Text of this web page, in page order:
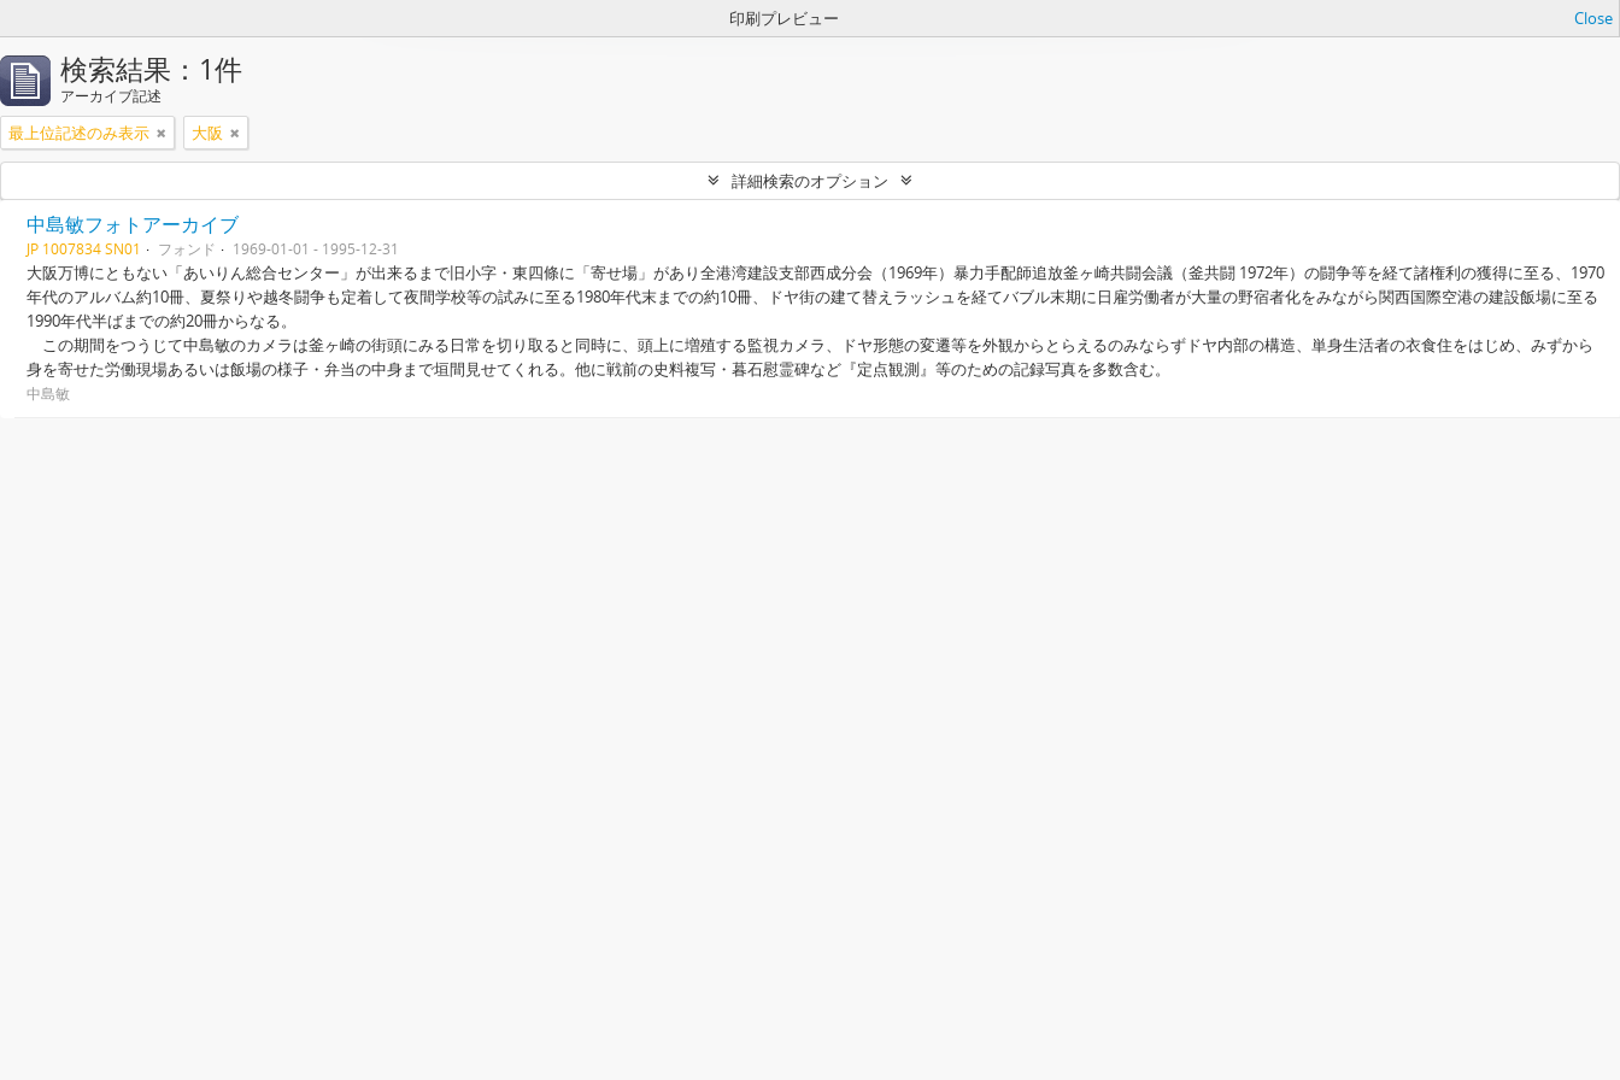
印刷プレビュー Close
検索結果：1件
アーカイブ記述
最上位記述のみ表示 大阪
詳細検索のオプション
中島敏フォトアーカイブ
JP 1007834 SN01 フォンド 1969-01-01 - 1995-12-31
大阪万博にともない「あいりん総合センター」が出来るまで旧小字・東四條に「寄せ場」があり全港湾建設支部西成分会（1969年）暴力手配師追放釜ヶ崎共闘会議（釜共闘 1972年）の闘争等を経て諸権利の獲得に至る、1970
年代のアルバム約10冊、夏祭りや越冬闘争も定着して夜間学校等の試みに至る1980年代末までの約10冊、ドヤ街の建て替えラッシュを経てバブル末期に日雇労働者が大量の野宿者化をみながら関西国際空港の建設飯場に至る
1990年代半ばまでの約20冊からなる。
この期間をつうじて中島敏のカメラは釜ヶ崎の街頭にみる日常を切り取ると同時に、頭上に増殖する監視カメラ、ドヤ形態の変遷等を外観からとらえるのみならずドヤ内部の構造、単身生活者の衣食住をはじめ、みずから
身を寄せた労働現場あるいは飯場の様子・弁当の中身まで垣間見せてくれる。他に戦前の史料複写・暮石慰霊碑など『定点観測』等のための記録写真を多数含む。
中島敏